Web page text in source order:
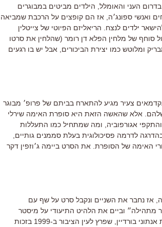
בדרום העני והאומלל הילדים מביטים במבוגרים
ואנשי ספונג׳ה
אז הם קופצים על הרכבת שמביאה
ילדים לנצח
הריאליזם הפיוטי של צייטלין
סוחף של מלחין הפלא דן רומר (שהלחין את סרטו
ומלוטש כמו יצירת הביכורים
אבל יש בו רגעים
צעיר מגיע להתארח בביתם של פרופ׳ מבוגר
אלא שהאשה הזאת היא סופרת האימה שירלי
אגורפוביה
ומה שמתחיל כמו התעללות
לדרמה פסיכולוגית בעלת סממנים גותיים
האימה של הסופרת את הסרט ביימה ג׳וזפין דקר
אז נחבר את השניים ונקבל סרט על שף עם
מתהילה״ וביים את הלהיט התיעודי על מיסטר
בורדיין, שפרץ לעין הציבור ב-1999
בזכות